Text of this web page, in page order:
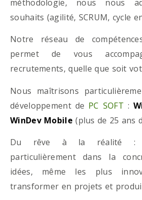
méthodologie, nous nous
souhaits (agilité, SCRUM, cycle
Notre réseau de
permet de vous
recrutements, quelle que soit
Nous maîtrisons
développement de PC SOFT :
WinDev Mobile (plus de 25 ans
Du rêve à la réalité :
particulièrement dans la
idées, même les plus
transformer en projets et